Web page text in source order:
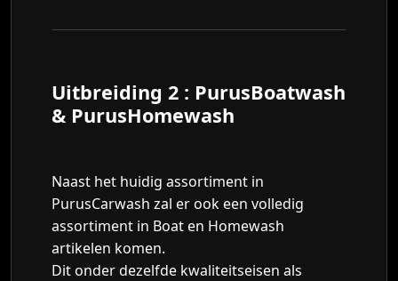
Uitbreiding 2 : PurusBoatwash
& PurusHomewash
Naast het huidig assortiment in
PurusCarwash zal er ook een volledig
assortiment in Boat en Homewash
artikelen komen.
Dit onder dezelfde kwaliteitseisen als